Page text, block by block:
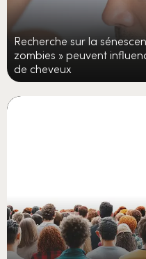
Recherche sur la
zombies » peuvent
de cheveux